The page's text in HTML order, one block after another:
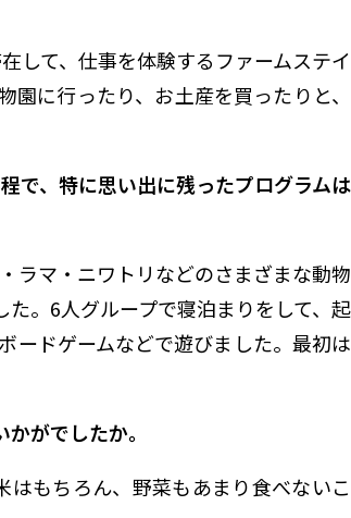
して、仕事を体験するファームステイ
に行ったり、お土産を買ったりと、
で、特に思い出に残ったプログラムは
ラマ・ニワトリなどのさまざまな動物
。6人グループで寝泊まりをして、起
ードゲームなどで遊びました。最初は
がでしたか。
はもちろん、野菜もあまり食べないこ